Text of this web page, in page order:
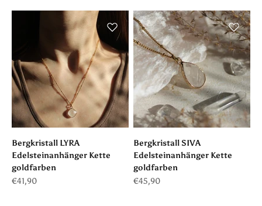
Bergkristall LYRA
Edelsteinanhänger Kette
goldfarben
Angebot
€41,90
Bergkristall SIVA
Edelsteinanhänger Kette
goldfarben
Angebot
€45,90